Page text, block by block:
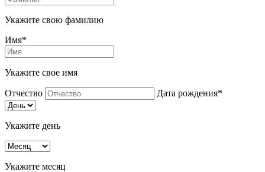
Укажите свою фамилию
Имя*
Укажите свое имя
Отчество Дата рождения*
Укажите день
Укажите месяц